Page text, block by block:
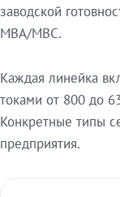
заводской
МВА/МВС.
Каждая линейка
токами от 800 до
Конкретные типы
предприятия.